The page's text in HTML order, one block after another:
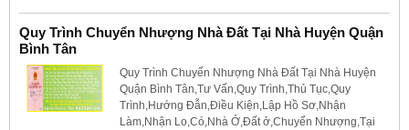
Quy Trình Chuyển Nhượng Nhà Đất Tại Nhà Huyện Quận
Bình Tân
Quy Trình Chuyển Nhượng Nhà Đất Tại Nhà Huyện
Quận Bình Tân,Tư Vấn,Quy Trình,Thủ Tục,Quy
Trình,Hướng Đẫn,Điều Kiện,Lập Hồ Sơ,Nhận
Làm,Nhận Lo,Có,Nhà Ở,Đất ở,Chuyển Nhượng,Tại